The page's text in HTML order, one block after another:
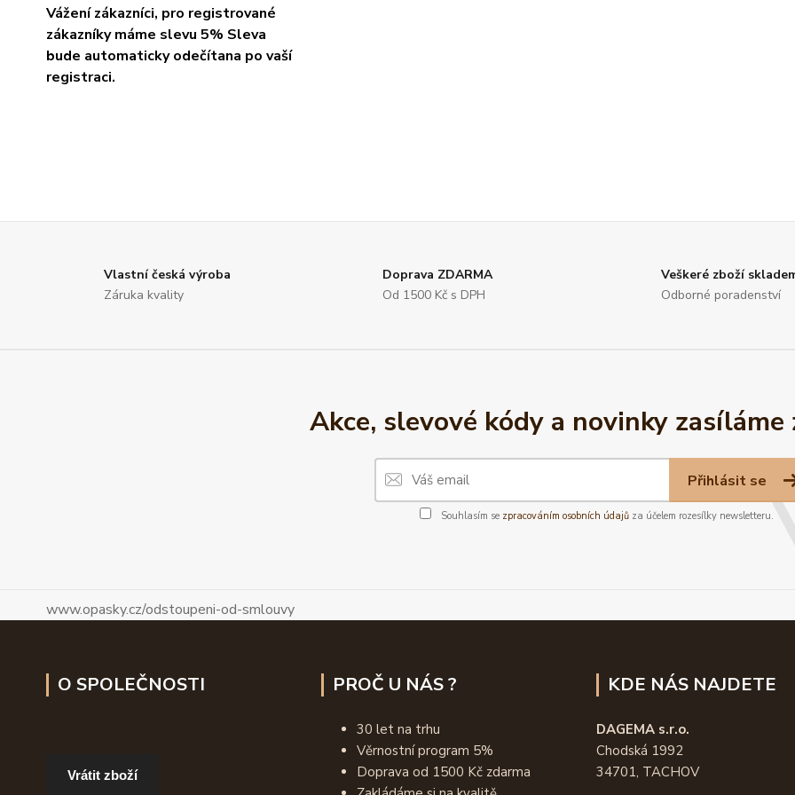
Vážení zákazníci, pro registrované
zákazníky máme slevu 5% Sleva
bude automaticky odečítana po vaší
registraci.
Vlastní česká výroba
Záruka kvality
Doprava ZDARMA
Od 1500 Kč s DPH
Veškeré zboží
Odborné poradenství
Akce, slevové kódy a novinky zasíláme
Přihlásit se
Souhlasím se zpracováním osobních údajůza účelem rozesílky newsletteru.
www.opasky.cz/odstoupeni-od-smlouvy
O SPOLEČNOSTI
Vrátit zboží
PROČ U NÁS ?
30 let na trhu
Věrnostní program 5%
Doprava od 1500 Kč zdarma
KDE NÁS NAJDETE
DAGEMA s.r.o.
Chodská 1992
34701, TACHOV